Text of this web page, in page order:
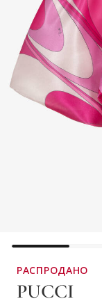
РАСПРОДАНО
PUCCI